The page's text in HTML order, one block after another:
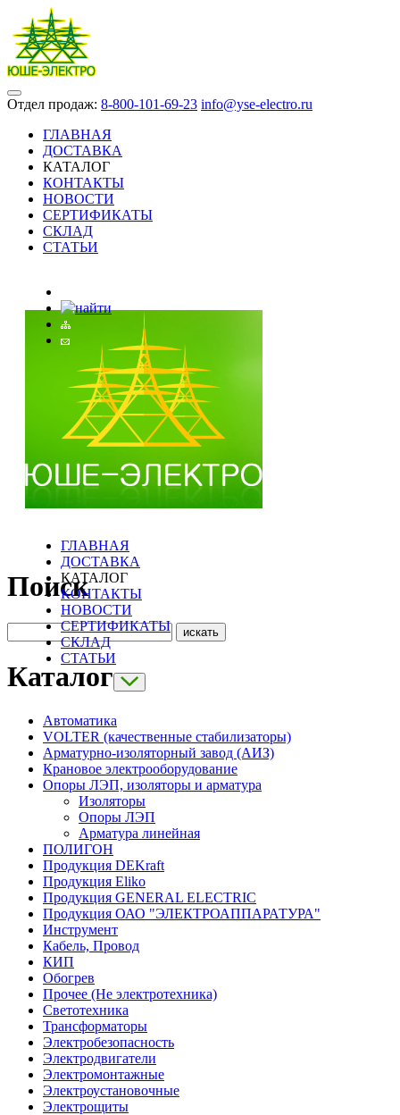
Отдел продаж: 8-800-101-69-23 info@yse-electro.ru
ГЛАВНАЯ
ДОСТАВКА
КАТАЛОГ
КОНТАКТЫ
НОВОСТИ
СЕРТИФИКАТЫ
СКЛАД
СТАТЬИ
ГЛАВНАЯ
ДОСТАВКА
КАТАЛОГ
КОНТАКТЫ
НОВОСТИ
СЕРТИФИКАТЫ
СКЛАД
СТАТЬИ
Поиск
Каталог
Автоматика
VOLTER (качественные стабилизаторы)
Арматурно-изоляторный завод (АИЗ)
Крановое электрооборудование
Опоры ЛЭП, изоляторы и арматура
Изоляторы
Опоры ЛЭП
Арматура линейная
ПОЛИГОН
Продукция DEKraft
Продукция Eliko
Продукция GENERAL ELECTRIC
Продукция ОАО "ЭЛЕКТРОАППАРАТУРА"
Инструмент
Кабель, Провод
КИП
Обогрев
Прочее (Не электротехника)
Светотехника
Трансформаторы
Электробезопасность
Электродвигатели
Электромонтажные
Электроустановочные
Электрощиты